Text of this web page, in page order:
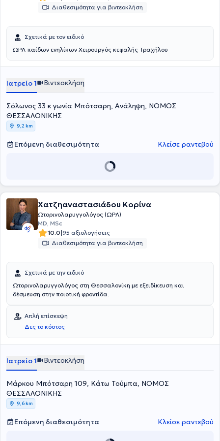
σειράς μικροεπεμβάσεων. Μέχρι και σήμερα είναι Επιστημονικός
Συνεργάτης της Πανεπιστημιακής ΩΡΛ Κλινικής του
Ρινίτιδας και Οσφρητικών Διαταραχών" της κλινικής.
Διαθεσιμότητα για βιντεοκλήση
Σχετικά με τον ειδικό
ΩΡΛ παίδων ενηλίκων Χειρουργός κεφαλής Τραχήλου
Ιατρείο 1 Βιντεοκλήση
Σόλωνος 33 κ γωνία Μπότσαρη, Ανάληψη, ΝΟΜΟΣ
ΘΕΣΣΑΛΟΝΙΚΗΣ
9,2 km
Επόμενη διαθεσιμότητα Κλείσε ραντεβού
Χατζηαναστασιάδου Κορίνα
Ωτορινολαρυγγολόγος (ΩΡΛ)
MD, MSc
10.0|95 αξιολογήσεις
Διαθεσιμότητα για βιντεοκλήση
Σχετικά με την ειδικό
Ωτορινολαρυγγολόγος στη Θεσσαλονίκη με εξειδίκευση και
δέσμευση στην ποιοτική φροντίδα.
Απλή επίσκεψη
Δες το κόστος
Ιατρείο 1 Βιντεοκλήση
Μάρκου Μπότσαρη 109, Κάτω Τούμπα, ΝΟΜΟΣ
ΘΕΣΣΑΛΟΝΙΚΗΣ
9,6 km
Επόμενη διαθεσιμότητα Κλείσε ραντεβού